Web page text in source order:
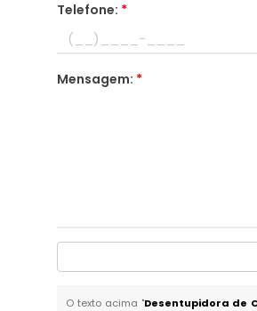
Telefone: *
Mensagem: *
O texto acima "Desentupidora de